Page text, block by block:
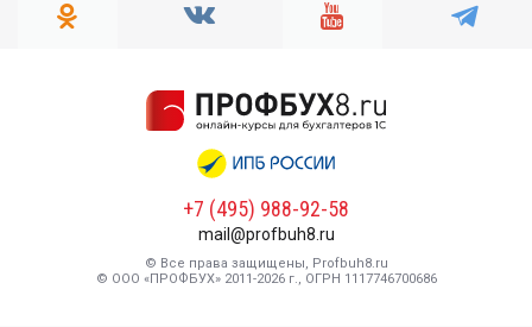
+7 (495) 988-92-58
mail@profbuh8.ru
© Все права защищены, Profbuh8.ru
© ООО «ПРОФБУХ» 2011-2026 г., ОГРН 1117746700686